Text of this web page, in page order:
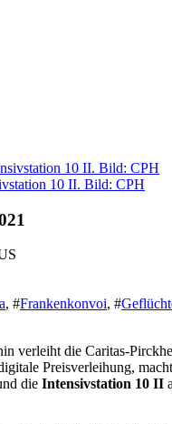
10 II. Bild: CPH
, #Frankenkonvoi, #
verleiht die Caritas-
Preisverleihung,
die Intensivstation 10 II